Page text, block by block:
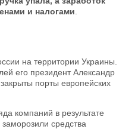
и налогами
на территории Украины.
его президент Александр
порты европейских
компаний в результате
средства